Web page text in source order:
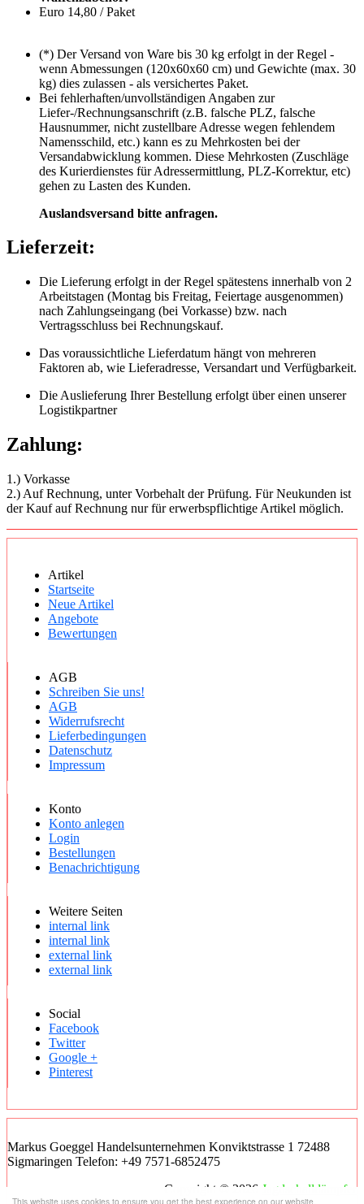
This website uses cookies to ensure you get the best experience on our website.
Euro 14,80 / Paket
(*) Der Versand von Ware bis 30 kg erfolgt in der Regel -
wenn Abmessungen (120x60x60 cm) und Gewichte (max. 30
kg) dies zulassen - als versichertes Paket.
Bei fehlerhaften/unvollständigen Angaben zur
Liefer-/Rechnungsanschrift (z.B. falsche PLZ, falsche
Hausnummer, nicht zustellbare Adresse wegen fehlendem
Namensschild, etc.) kann es zu Mehrkosten bei der
Versandabwicklung kommen. Diese Mehrkosten (Zuschläge
des Kurierdienstes für Adressermittlung, PLZ-Korrektur, etc)
gehen zu Lasten des Kunden.
Auslandsversand bitte anfragen.
Lieferzeit:
Die Lieferung erfolgt in der Regel spätestens innerhalb von 2
Arbeitstagen (Montag bis Freitag, Feiertage ausgenommen)
nach Zahlungseingang (bei Vorkasse) bzw. nach
Vertragsschluss bei Rechnungskauf.
Das voraussichtliche Lieferdatum hängt von mehreren
Faktoren ab, wie Lieferadresse, Versandart und Verfügbarkeit.
Die Auslieferung Ihrer Bestellung erfolgt über einen unserer
Logistikpartner
Zahlung:
1.) Vorkasse
2.) Auf Rechnung, unter Vorbehalt der Prüfung. Für Neukunden ist
der Kauf auf Rechnung nur für erwerbspflichtige Artikel möglich.
Artikel
Startseite
Neue Artikel
Angebote
Bewertungen
AGB
Schreiben Sie uns!
AGB
Widerrufsrecht
Lieferbedingungen
Datenschutz
Impressum
Konto
Konto anlegen
Login
Bestellungen
Benachrichtigung
Weitere Seiten
internal link
internal link
external link
external link
Social
Facebook
Twitter
Google +
Pinterest
Markus Goeggel Handelsunternehmen Konviktstrasse 1 72488
Sigmaringen Telefon: +49 7571-6852475
Copyright © 2026 Jagdschalldämpfer